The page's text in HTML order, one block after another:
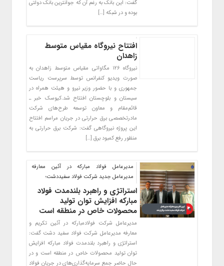
گفت: این بانک به رغم آن که جوانترین بانک دولتی
بوده و در شبکه […]
افتتاح نیروگاه مقیاس متوسط
زاهدان
نیروگاه ۱۲۶ مگاواتی مقیاس متوسط زاهدان به
صورت ویدیو کنفرانس توسط سرپرست ریاست
جمهوری و با حضور وزیر نیرو و هیئت همراه در
سیستان و بلوچستان افتتاح شد.کیوسک خبر ـ
قائم‌مقام و معاون توسعه طرح‌های شرکت
مادرتخصصی برق حرارتی در جریان مراسم افتتاح
این پروژه نیروگاهی گفت: شرکت برق حرارتی به
منظور رفع کمبود برق […]
مدیرعامل فولاد مبارکه در آئین معارفه
مدیرعامل جدید شرکت فولاد سفیددشت؛
استراتژی و راهبرد بلندمدت فولاد
مبارکه افزایش توان تولید
محصولات خاص در منطقه است
مدیرعامل شرکت فولادمبارکه در آئین تکریم و
معارفه مدیرعامل شرکت فولاد سفید دشت گفت:
استراتژی و راهبرد بلندمدت فولاد مبارکه افزایش
توان تولید محصولات خاص در منطقه است و در
حال حاضر جمع سرمایه‌گذاری‌های در جریان فولاد